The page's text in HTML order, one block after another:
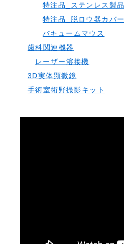
特注品_ステンレス製品
特注品_脱ロウ器カバー
バキュームマウス
歯科関連機器
レーザー溶接機
3D実体顕微鏡
手術室術野撮影キット